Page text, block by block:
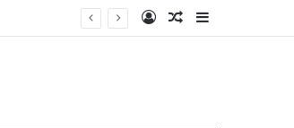
EntrarArtigo aleatório
Barra Lateral